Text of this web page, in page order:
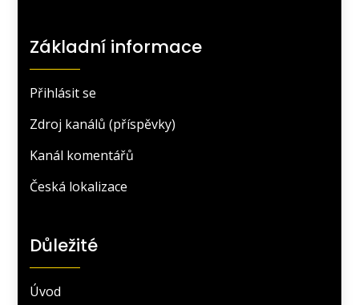
Základní informace
Přihlásit se
Zdroj kanálů (příspěvky)
Kanál komentářů
Česká lokalizace
Důležité
Úvod